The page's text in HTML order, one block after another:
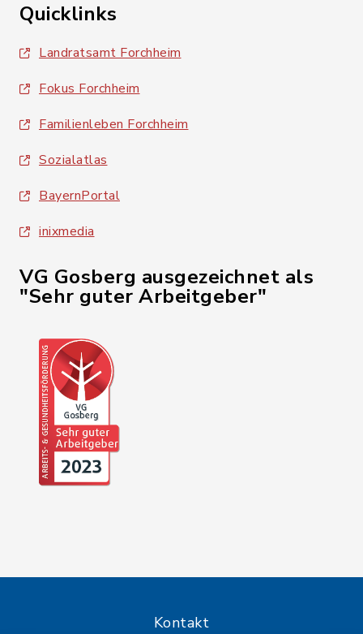
Quicklinks
Landratsamt Forchheim
Fokus Forchheim
Familienleben Forchheim
Sozialatlas
BayernPortal
inixmedia
VG Gosberg ausgezeichnet als
"Sehr guter Arbeitgeber"
Kontakt